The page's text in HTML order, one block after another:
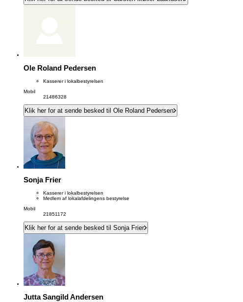
Ole Roland Pedersen
Kasserer i lokalbestyrelsen
Mobil
21486328
Klik her for at sende besked til Ole Roland Pedersen
Sonja Frier
Kasserer i lokalbestyrelsen
Medlem af lokalafdelingens bestyrelse
Mobil
21851172
Klik her for at sende besked til Sonja Frier
Jutta Sangild Andersen